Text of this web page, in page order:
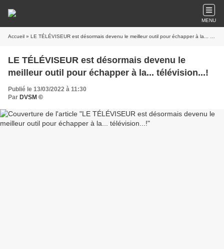
MENU
Accueil » LE TÉLÉVISEUR est désormais devenu le meilleur outil pour échapper à la... télévision...!
LE TÉLÉVISEUR est désormais devenu le
meilleur outil pour échapper à la... télévision...!
Publié le 13/03/2022 à 11:30
Par DVSM ©